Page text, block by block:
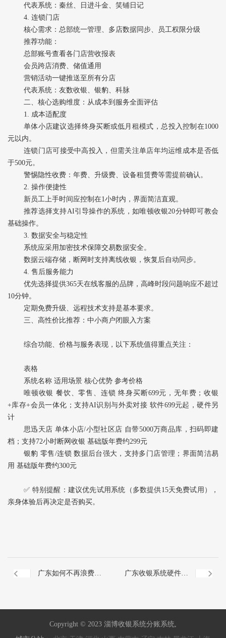
代表系统‌：秦丝、日进斗金、笑铺日记
4. ‌连锁门店‌
核心需求‌：总部统一管理、多店数据同步、员工权限分级
推荐功能‌：
总部账号查看各门店营收报表
会员跨店消费、储值通用
营销活动一键推送至所有分店
代表系统‌：友数收银、银豹、科脉
二、核心选购维度：从成本到服务全面评估
1. ‌成本适配度‌
单体小店建议选择‌终身买断或低月租模式‌，总投入控制在1000
元以内。
连锁门店可接受中高投入，但需关注单店年均运维成本是否低
于500元。
警惕隐性收费：年费、升级费、设备租赁费等需提前确认。
2. ‌操作便捷性‌
新员工上手时间应控制在1小时内，界面简洁直观。
推荐选择支持AI引导操作的系统，如唯顿收银20分钟即可教会
基础操作。
3. ‌数据安全与稳定性‌
系统应采用加密技术保障交易数据安全。
数据云端存储，断网时支持离线收银，恢复后自动同步。
4. ‌售后服务能力‌
优先选择提供365天在线客服的品牌，高峰时段问题响应不超过
10分钟。
定期免费升级、远程技术支持是基本要求。
三、高性价比推荐：中小商户闭眼入方案
综合功能、价格与服务表现，以下系统值得重点关注：
表格
系统名称 适用场景 核心优势 参考价格
唯顿收银‌ 餐饮、零售、连锁 终身买断699元，无年费；收银
+库存+会员一体化；支持AI识别与外卖对接 软件699元起，硬件另
计
思迅天店‌ 单体小店/小型社区店 自带5000万商品库，扫码即建
档；支持72小时断网收银 基础版年费约299元
银豹‌ 零售/连锁 数据后台强大，支持多门店管理；界面简洁易
用 基础版年费约300元
✅ ‌特别提醒‌：建议优先试用系统（多数提供15天免费试用），
亲身体验后再决定是否购买。
广东如何不再浪费信 广东收银系统硬件如
Copyright © 2023 淄博收银系统分账系统,